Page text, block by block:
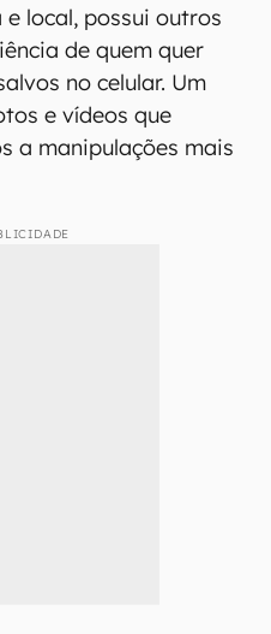
local, possui outros
de quem quer
no celular. Um
e vídeos que
a manipulações mais